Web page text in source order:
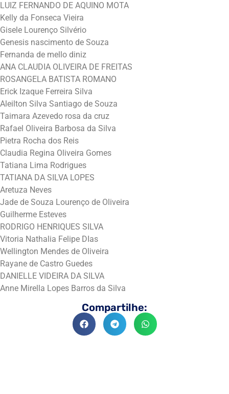
LUIZ FERNANDO DE AQUINO MOTA
Kelly da Fonseca Vieira
Gisele Lourenço Silvério
Genesis nascimento de Souza
Fernanda de mello diniz
ANA CLAUDIA OLIVEIRA DE FREITAS
ROSANGELA BATISTA ROMANO
Erick Izaque Ferreira Silva
Aleilton Silva Santiago de Souza
Taimara Azevedo rosa da cruz
Rafael Oliveira Barbosa da Silva
Pietra Rocha dos Reis
Claudia Regina Oliveira Gomes
Tatiana Lima Rodrigues
TATIANA DA SILVA LOPES
Aretuza Neves
Jade de Souza Lourenço de Oliveira
Guilherme Esteves
RODRIGO HENRIQUES SILVA
Vitoria Nathalia Felipe DIas
Wellington Mendes de Oliveira
Rayane de Castro Guedes
DANIELLE VIDEIRA DA SILVA
Anne Mirella Lopes Barros da Silva
Compartilhe: